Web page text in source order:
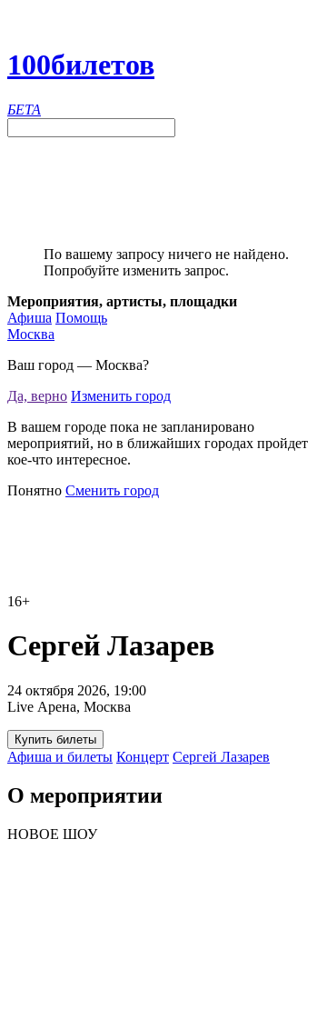
100билетов
БЕТА
По вашему запросу ничего не найдено.
Попробуйте изменить запрос.
Мероприятия, артисты, площадки
Афиша Помощь
Москва
Ваш город — Москва?
Да, верно Изменить город
В вашем городе пока не запланировано
мероприятий, но в ближайших городах пройдет
кое-что интересное.
Понятно Сменить город
16+
Сергей Лазарев
24 октября 2026, 19:00
Live Арена, Москва
Купить билеты
Афиша и билеты Концерт Сергей Лазарев
О мероприятии
НОВОЕ ШОУ